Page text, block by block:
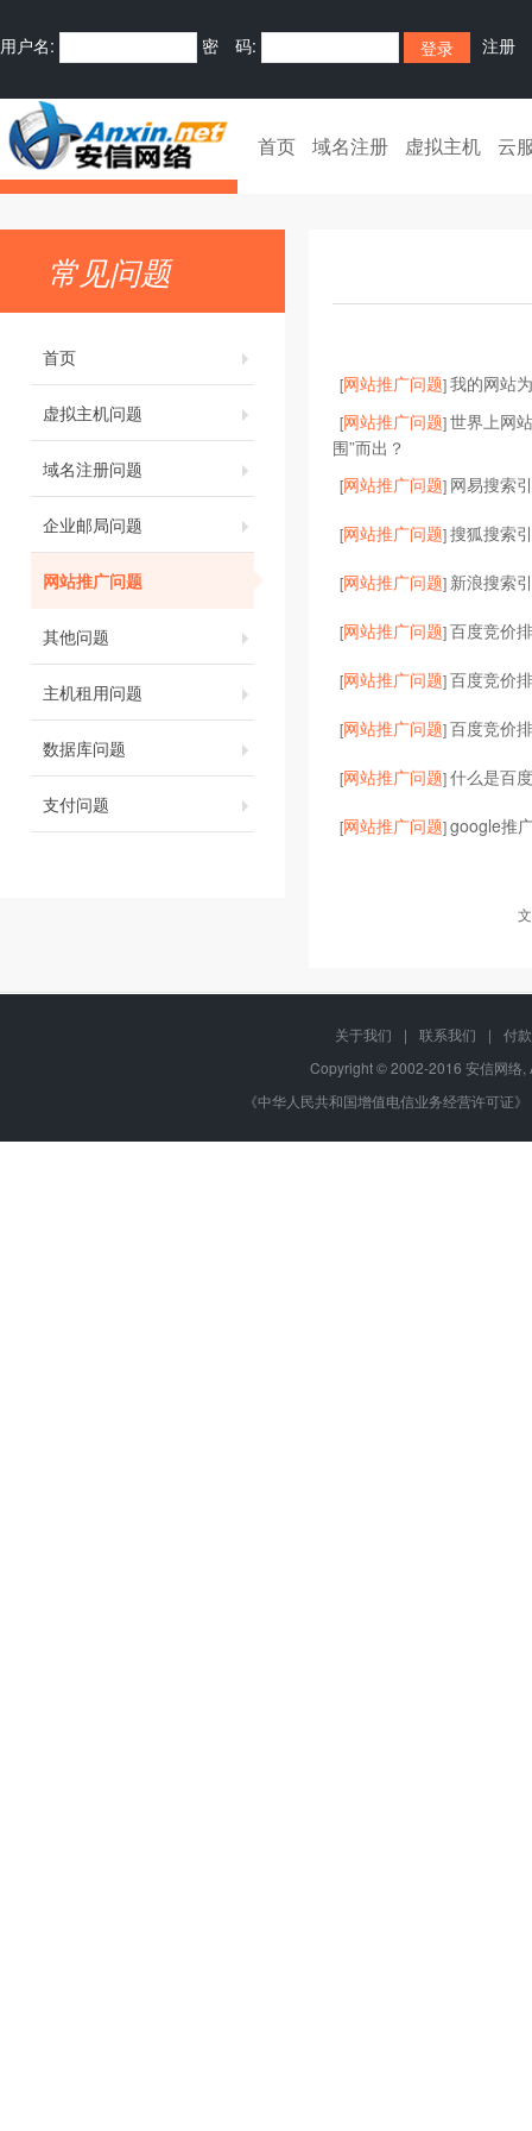
用户名: 密 码: 注册
首页 域名注册 虚拟主机 云
常见问题
首页
虚拟主机问题
域名注册问题
企业邮局问题
网站推广问题
其他问题
主机租用问题
数据库问题
支付问题
[网站推广问题]我的网站
[网站推广问题]世界上网
围”而出？
[网站推广问题] 网易搜索
[网站推广问题]搜狐搜索
[网站推广问题] 新浪搜索
[网站推广问题]百度竞价
[网站推广问题]百度竞价
[网站推广问题]百度竞价
[网站推广问题]什么是百
[网站推广问题]google推
关于我们 | 联系我们 |
付
Copyright © 2002-2016 安信网
《中华人民共和国增值电信业务经营许可